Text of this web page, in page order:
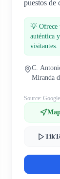
puestos de
💡Ofrece
auténtica
visitantes.
C.
Miranda
Source: